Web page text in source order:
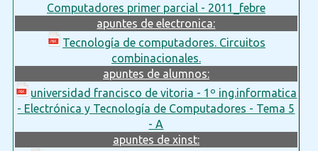
Computadores primer parcial - 2011_febre
apuntes de electronica:
Tecnología de computadores. Circuitos
combinacionales.
apuntes de alumnos:
universidad francisco de vitoria - 1º ing.informatica
- Electrónica y Tecnología de Computadores - Tema 5
- A
apuntes de xinst: